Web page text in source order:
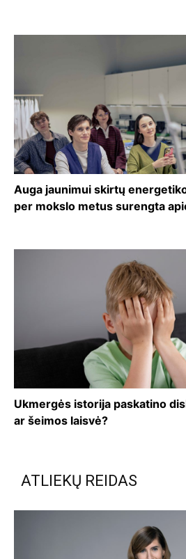
Auga jaunimui skirtų
per mokslo metus surengta
Ukmergės istorija paskatino
ar šeimos laisvė?
ATLIEKŲ REIDAS